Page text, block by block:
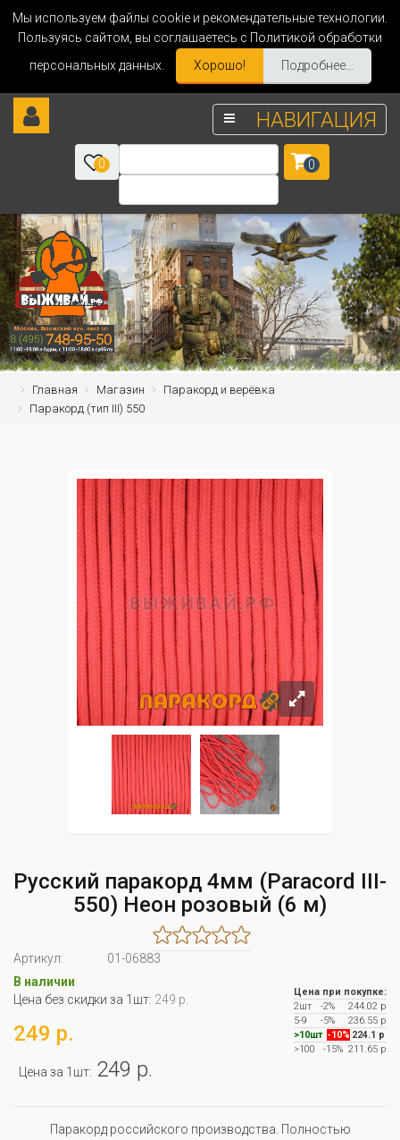
Мы используем файлы cookie и рекомендательные технологии.
Пользуясь сайтом, вы соглашаетесь с Политикой обработки
персональных данных.
Хорошо! Подробнее...
НАВИГАЦИЯ
0 0
Главная Магазин
Паракорд и верёвка
Паракорд (тип III) 550
Русский паракорд 4мм (Paracord III-
550) Неон розовый (6 м)
Артикул:
01-06883
В наличии
Цена без скидки за 1шт: 249 р.
249 р.
Цена за 1шт: 249 р.
Цена при покупке:
2шт
-2%
244.02 р
5-9
-5%
236.55 р
>10шт -10% 224.1 р
>100
-15% 211.65 р
Паракорд российского производства. Полностью